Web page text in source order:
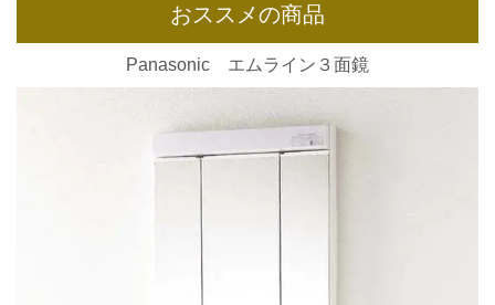
おススメの商品
Panasonic エムライン３面鏡